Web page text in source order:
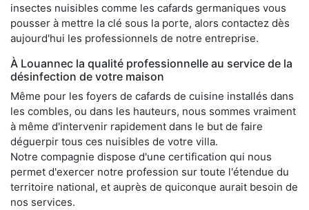
insectes nuisibles comme les cafards germaniques vous
pousser à mettre la clé sous la porte, alors contactez dès
aujourd'hui les professionnels de notre entreprise.
À Louannec la qualité professionnelle au service de la
désinfection de votre maison
Même pour les foyers de cafards de cuisine installés dans
les combles, ou dans les hauteurs, nous sommes vraiment
à même d'intervenir rapidement dans le but de faire
déguerpir tous ces nuisibles de votre villa.
Notre compagnie dispose d'une certification qui nous
permet d'exercer notre profession sur toute l'étendue du
territoire national, et auprès de quiconque aurait besoin de
nos services.